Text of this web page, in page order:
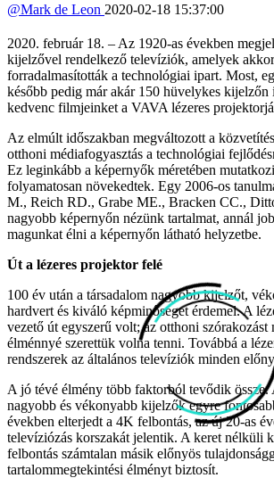
@Mark de Leon 2020-02-18 15:37:00
2020. február 18. – Az 1920-as években
kijelzővel rendelkező televíziók, amelyek
forradalmasították a technológiai ipart. Most,
később pedig már akár 150 hüvelykes kijelzőn
kedvenc filmjeinket a VAVA lézeres
Az elmúlt időszakban megváltozott a
otthoni médiafogyasztás a technológiai
Ez leginkább a képernyők méretében
folyamatosan növekedtek. Egy 2006-os
M., Reich RD., Grabe ME., Bracken CC.,
nagyobb képernyőn nézünk tartalmat, annál
magunkat élni a képernyőn látható helyzetbe.
Út a lézeres projektor felé
100 év után a társadalom nagyobb kijelzőt,
hardvert és kiváló képminőséget érdemel. A
vezető út egyszerű volt; az otthoni szórakozást
élménnyé szerettük volna tenni. Továbbá a
rendszerek az általános televíziók minden
A jó tévé élmény több faktorból tevődik össze.
nagyobb és vékonyabb kijelzők egyre
években elterjedt a 4K felbontás, az új 20-as
televíziózás korszakát jelentik. A keret nélküli
felbontás számtalan másik előnyös
tartalommegtekintési élményt biztosít.